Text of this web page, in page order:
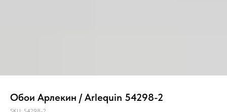
Обои Арлекин / Arlequin 54298-2